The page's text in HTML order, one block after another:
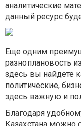
аналитические
данный ресурс
Еще одним
разноплановость
здесь вы найдете
политические,
здесь важную и
Благодаря